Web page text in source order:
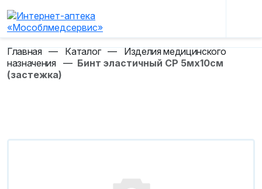
Главная — Каталог — Изделия медицинского
назначения
— Бинт эластичный СР 5мх10см
(застежка)